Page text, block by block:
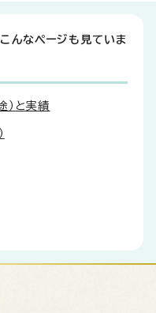
んなページも見ていま
）と実績